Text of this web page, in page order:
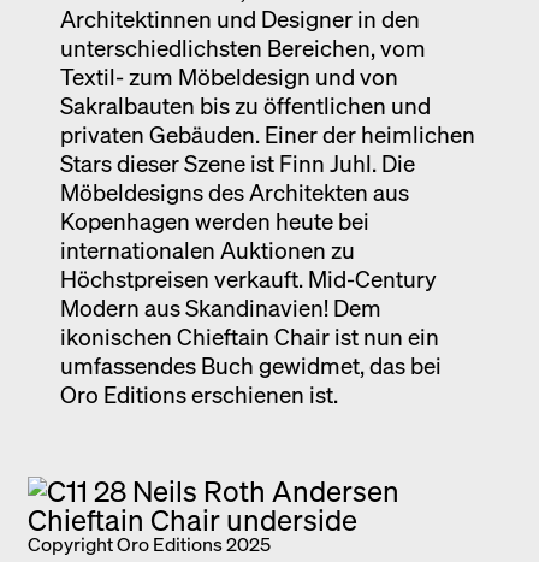
Architektinnen und Designer in den
unterschiedlichsten Bereichen, vom
Textil- zum Möbeldesign und von
Sakralbauten bis zu öffentlichen und
privaten Gebäuden. Einer der heimlichen
Stars dieser Szene ist Finn Juhl. Die
Möbeldesigns des Architekten aus
Kopenhagen werden heute bei
internationalen Auktionen zu
Höchstpreisen verkauft. Mid-Century
Modern aus Skandinavien! Dem
ikonischen Chieftain Chair ist nun ein
umfassendes Buch gewidmet, das bei
Oro Editions erschienen ist.
Copyright Oro Editions 2025